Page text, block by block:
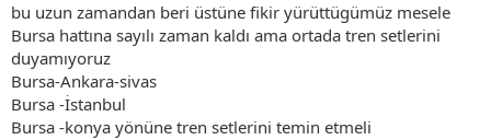
bu uzun zamandan beri üstüne fikir yürüttügümüz mesele
Bursa hattına sayılı zaman kaldı ama ortada tren setlerini
duyamıyoruz
Bursa-Ankara-sivas
Bursa -İstanbul
Bursa -konya yönüne tren setlerini temin etmeli